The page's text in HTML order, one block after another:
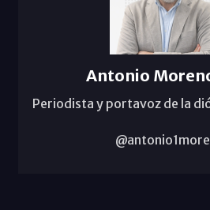
Antonio
Periodista y portavoz de la